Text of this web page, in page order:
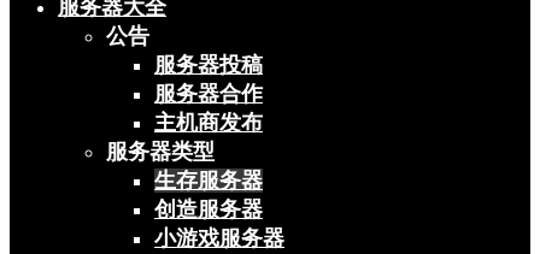
服务器大全
公告
服务器投稿
服务器合作
主机商发布
服务器类型
生存服务器
创造服务器
小游戏服务器